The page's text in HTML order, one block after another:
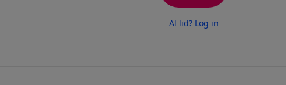
Al lid? Log in